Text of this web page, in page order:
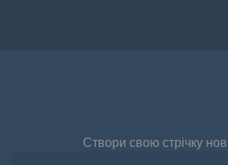
Створи свою стрічку